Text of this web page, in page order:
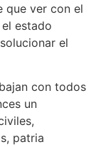
que ver con el
estado
el
con todos
un
patria